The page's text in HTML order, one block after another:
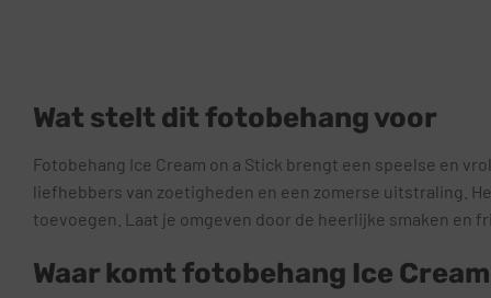
Wat stelt dit fotobehang voor
Fotobehang Ice Cream on a Stick brengt een speelse en
liefhebbers van zoetigheden en een zomerse uitstraling.
toevoegen. Laat je omgeven door de heerlijke smaken en
Waar komt fotobehang Ice